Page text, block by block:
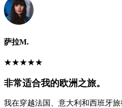
萨拉M.
★★★★★
非常适合我的欧洲之旅。
我在穿越法国、意大利和西班牙旅